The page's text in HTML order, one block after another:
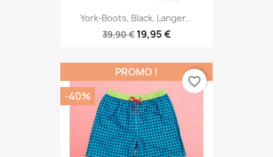
York-Boots, Black, Langer...
39,90 € 19,95 €
PROMO !
-40%
favorite_border